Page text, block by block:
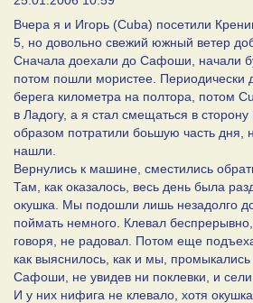
Вчера я и Игорь (Cuba) посетили
5, но довольно свежий южный ветер
Сначала доехали до Сафоши, начали
потом пошли мористее. Периодически
берега километра на полтора, потом
в Ладогу, а я стал смещаться в
образом потратили боьшую часть дня,
нашли.
Вернулись к машине, сместились
Там, как оказалось, весь день была
окушка. Мы подошли лишь незадолго
поймать немного. Клевал
говоря, не радовал. Потом еще
как выяснилось, как и мы,
Сафоши, не увидев ни поклевки, и сели
И у них нифига не клевало, хотя